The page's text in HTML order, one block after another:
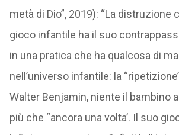
metà di Dio”, 2019): “La distruzione
gioco infantile ha il suo
in una pratica che ha qualcosa di
nell’universo infantile: la
Walter Benjamin, niente il bambino
più che “ancora una volta’. Il suo